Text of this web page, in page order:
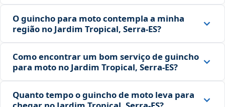
O guincho para moto contempla a minha
região no Jardim Tropical, Serra‑ES?
Como encontrar um bom serviço de guincho
para moto no Jardim Tropical, Serra‑ES?
Quanto tempo o guincho de moto leva para